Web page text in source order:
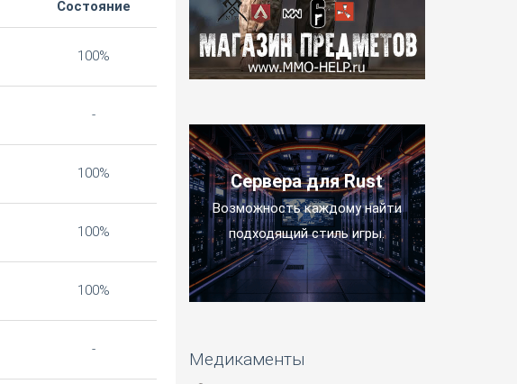
Состояние
100%
-
100%
100%
100%
-
Сервера для Rust
Возможность каждому найти
подходящий стиль игры.
Медикаменты